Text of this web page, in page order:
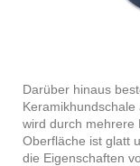
Darüber hinaus
wird durch mehrere
Oberfläche ist glatt
die Eigenschaften